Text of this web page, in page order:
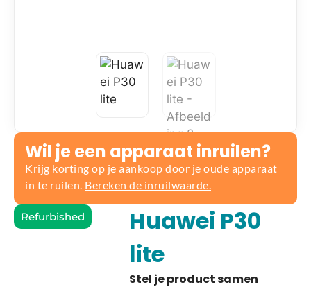
Wil je een apparaat inruilen?
Krijg korting op je aankoop door je oude apparaat
in te ruilen. Bereken de inruilwaarde.
Refurbished
Huawei P30
lite